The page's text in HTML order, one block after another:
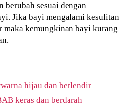
berubah sesuai dengan
Jika bayi mengalami kesulitan
maka kemungkinan bayi kurang
hijau dan berlendir
keras dan berdarah